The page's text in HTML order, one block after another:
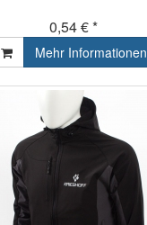
0,54 € *
Mehr Informationen